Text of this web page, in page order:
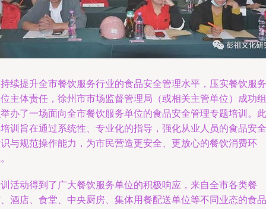
续提升全市餐饮服务行业的食品安全管理水平，压实餐饮服务
主体责任，徐州市市场监督管理局（或相关主管单位）成功组
办了一场面向全市餐饮服务单位的食品安全管理专题培训。此
训旨在通过系统性、专业化的指导，强化从业人员的食品安全
与规范操作能力，为市民营造更安全、更放心的餐饮消费环
活动得到了广大餐饮服务单位的积极响应，来自全市各类餐
酒店、食堂、中央厨房、集体用餐配送单位等不同业态的食品